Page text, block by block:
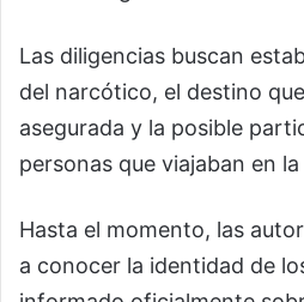
Las diligencias buscan
del narcótico, el destino
asegurada y la posible
personas que viajaban en
Hasta el momento, las
a conocer la identidad de